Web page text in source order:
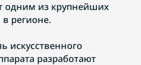
одним из крупнейших
регионе.
искусственного
разработают